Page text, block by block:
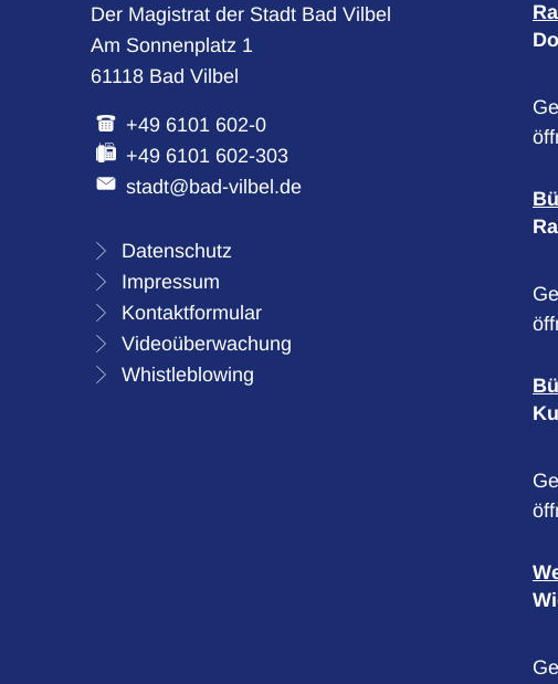
Der Magistrat der Stadt Bad Vilbel
Am Sonnenplatz 1
61118 Bad Vilbel
+49 6101 602-0
+49 6101 602-303
stadt@bad-vilbel.de
Datenschutz
Impressum
Kontaktformular
Videoüberwachung
Whistleblowing